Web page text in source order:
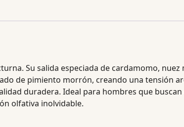
Su salida especiada de cardamomo, nuez
de pimiento morrón, creando una tensión
duradera. Ideal para hombres que
olfativa inolvidable.